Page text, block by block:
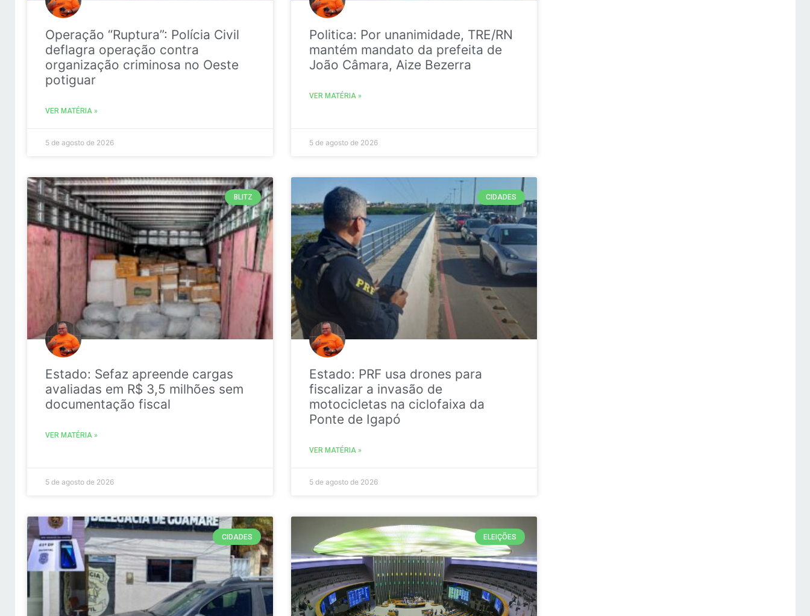
Operação “Ruptura”: Polícia Civil
deflagra operação contra
organização criminosa no Oeste
potiguar
VER MATÉRIA »
5 de agosto de 2026
Politica: Por unanimidade, TRE/RN
mantém mandato da prefeita de
João Câmara, Aize Bezerra
VER MATÉRIA »
5 de agosto de 2026
BLITZ
Estado: Sefaz apreende cargas
avaliadas em R$ 3,5 milhões sem
documentação fiscal
VER MATÉRIA »
5 de agosto de 2026
CIDADES
Estado: PRF usa drones para
fiscalizar a invasão de
motocicletas na ciclofaixa da
Ponte de Igapó
VER MATÉRIA »
5 de agosto de 2026
CIDADES ELEIÇÕES